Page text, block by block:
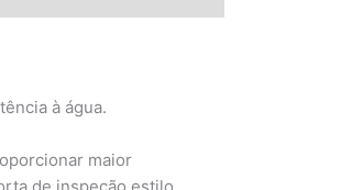
à água.
maior